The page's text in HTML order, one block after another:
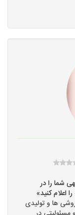
شما را در
ها و تولیدی